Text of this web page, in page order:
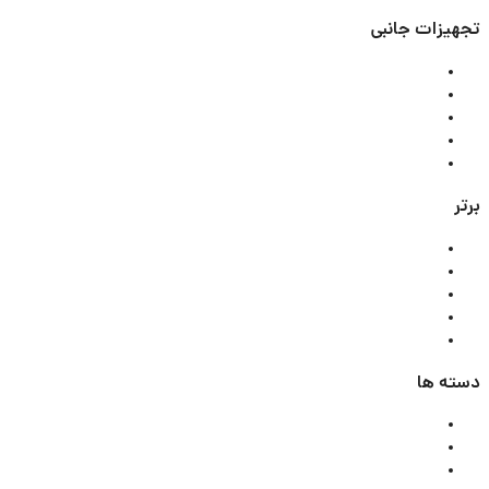
تجهیزات جانبی
برتر
دسته ها